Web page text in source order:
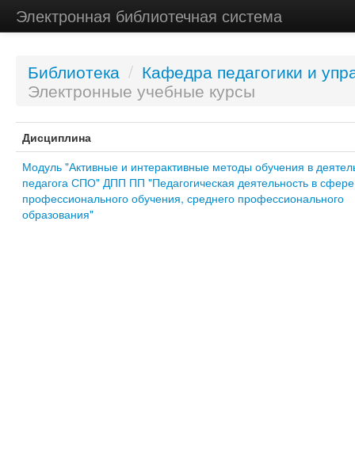
Электронная библиотечная система
Библиотека / Кафедра педагогики и
Электронные учебные курсы
Дисциплина
Модуль "Активные и интерактивные методы обучения в
педагога СПО" ДПП ПП "Педагогическая деятельность в сфере
профессионального обучения, среднего профессионального
образования"